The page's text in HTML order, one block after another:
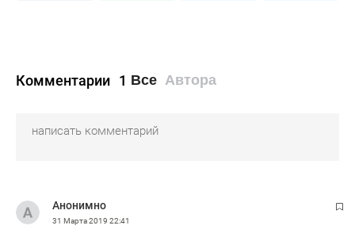
Комментарии 1 Все Автора
Анонимно
31 Марта 2019 22:41